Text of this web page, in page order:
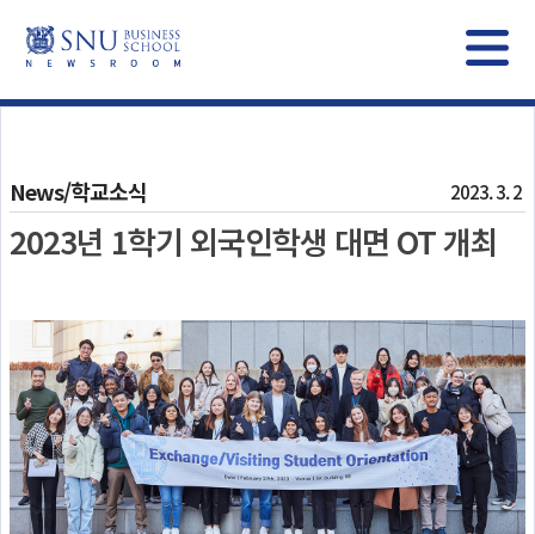
News/학교소식 2023. 3. 2
2023년 1학기 외국인학생 대면 OT 개최